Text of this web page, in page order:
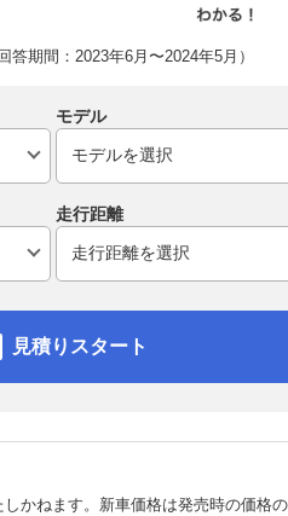
期間：2023年6月〜2024年5月）
モデル
走行距離
見積りスタート
かねます。新車価格は発売時の価格